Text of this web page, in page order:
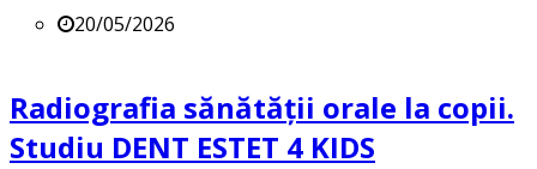
20/05/2026
Radiografia sănătății orale la copii.
Studiu DENT ESTET 4 KIDS